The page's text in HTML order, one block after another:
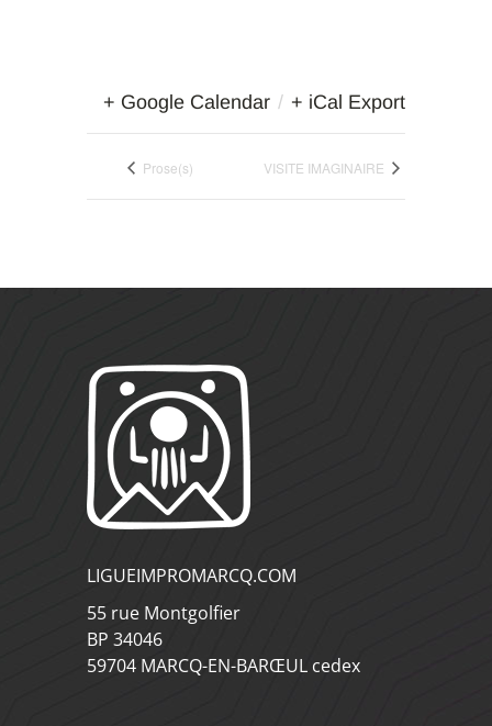
+ Google Calendar / + iCal Export
Prose(s) VISITE IMAGINAIRE
LIGUEIMPROMARCQ.COM
55 rue Montgolfier
BP 34046
59704 MARCQ-EN-BARŒUL cedex